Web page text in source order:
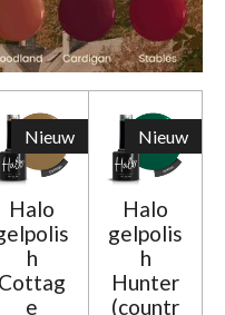
Nieuw
Halo
h
Cottag
e
Nieuw
Halo
gelpolis
h
Hunter
(countr